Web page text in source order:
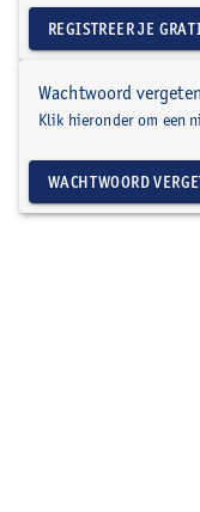
REGISTREER JE
Wachtwoord vergeten
Klik hieronder om een
WACHTWOORD